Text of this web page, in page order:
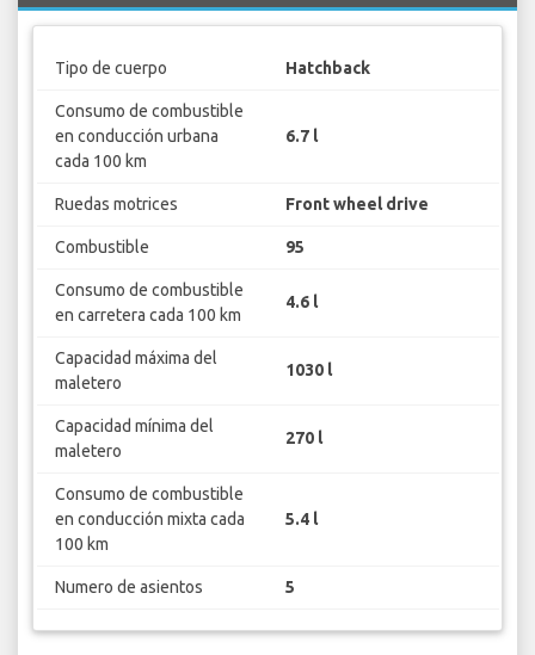
Tipo de cuerpo Hatchback
Consumo de combustible
en conducción urbana
cada 100 km
6.7 l
Ruedas motrices Front wheel drive
Combustible 95
Consumo de combustible
en carretera cada 100 km
4.6 l
Capacidad máxima del
maletero
1030 l
Capacidad mínima del
maletero
270 l
Consumo de combustible
en conducción mixta cada
100 km
5.4 l
Numero de asientos 5